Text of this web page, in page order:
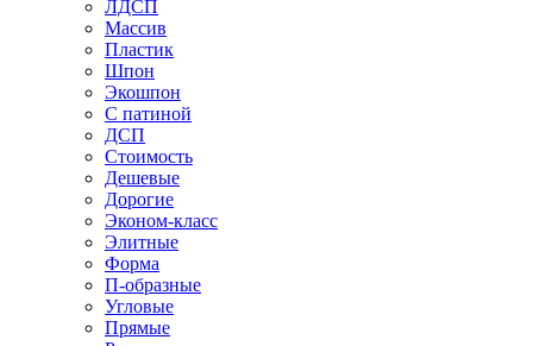
ЛДСП
Массив
Пластик
Шпон
Экошпон
С патиной
ДСП
Стоимость
Дешевые
Дорогие
Эконом-класс
Элитные
Форма
П-образные
Угловые
Прямые